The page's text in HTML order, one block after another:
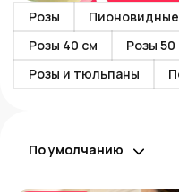
Розы
Розы 40 см
Розы 50
Розы и тюльпаны
По умолчанию